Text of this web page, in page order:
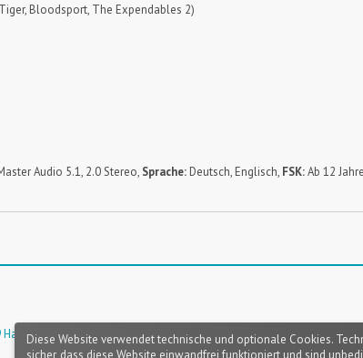
Bloodsport, The Expendables 2)
Audio 5.1, 2.0 Stereo, Sprache: Deutsch, Englisch, FSK:Ab 12
Diese Website verwendet technische und optionale Cookies.
sicher, dass diese Website einwandfrei funktioniert und sind